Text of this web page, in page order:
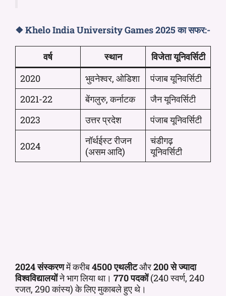
❖Khelo India University Games 2025 का सफर:-
वर्ष स्थान
विजेता यूनिवर्सिटी
2020
भुवनेश्वर, ओडिशा
पंजाब यूनिवर्सिटी
2021-22
बेंगलुरु, कर्नाटक
जैन यूनिवर्सिटी
2023
उत्तर प्रदेश पंजाब यूनिवर्सिटी
2024
नॉर्थईस्ट रीजन
(असम आदि)
चंडीगढ़
यूनिवर्सिटी
2024 संस्करणमें करीब4500 एथलीटऔर200 से ज्यादा
विश्वविद्यालयोंने भाग लिया था। 770 पदकों(240 स्वर्ण, 240
रजत, 290 कांस्य) के लिए मुकाबले हुए थे।